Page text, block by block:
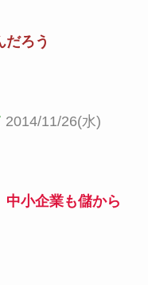
だろう
2014/11/26(水)
中小企業も儲から